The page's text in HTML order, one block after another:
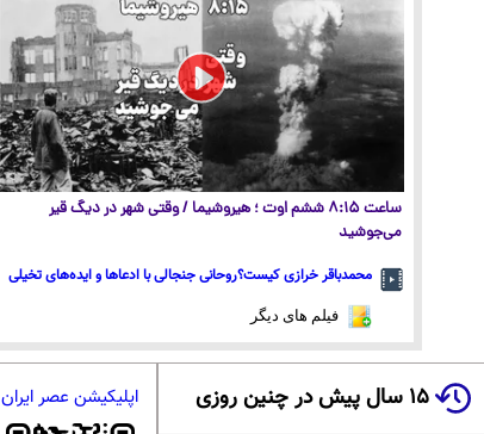
ساعت ۸:۱۵ ششم اوت ؛ هیروشیما / وقتی شهر در دیگ قیر
می‌جوشید
محمدباقر خرازی کیست؟روحانی جنجالی با ادعاها و ایده‌های تخیلی
فیلم های دیگر
۱۵ سال پیش در چنین روزی اپلیکیشن عصر ایران